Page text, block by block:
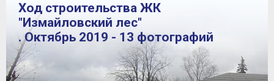
Ход строительства ЖК
"Измайловский лес"
. Октябрь 2019 - 13 фотографий